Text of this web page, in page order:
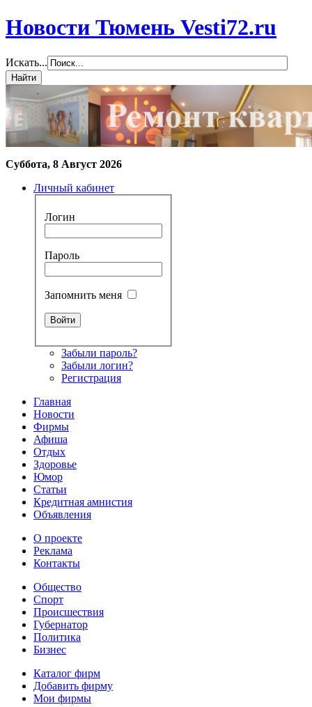
Новости Тюмень Vesti72.ru
Искать...
Суббота, 8 Август 2026
Личный кабинет
Логин
Пароль
Запомнить меня
Забыли пароль?
Забыли логин?
Регистрация
Главная
Новости
Фирмы
Афиша
Отдых
Здоровье
Юмор
Статьи
Кредитная амнистия
Объявления
О проекте
Реклама
Контакты
Общество
Спорт
Происшествия
Губернатор
Политика
Бизнес
Каталог фирм
Добавить фирму
Мои фирмы